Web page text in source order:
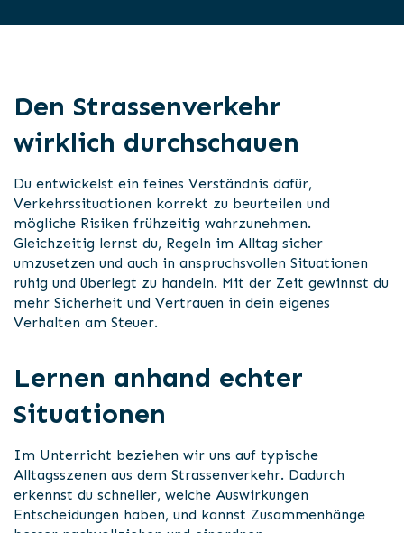
Den Strassenverkehr
wirklich durchschauen
Du entwickelst ein feines Verständnis dafür,
Verkehrssituationen korrekt zu beurteilen und
mögliche Risiken frühzeitig wahrzunehmen.
Gleichzeitig lernst du, Regeln im Alltag sicher
umzusetzen und auch in anspruchsvollen Situationen
ruhig und überlegt zu handeln. Mit der Zeit gewinnst du
mehr Sicherheit und Vertrauen in dein eigenes
Verhalten am Steuer.
Lernen anhand echter
Situationen
Im Unterricht beziehen wir uns auf typische
Alltagsszenen aus dem Strassenverkehr. Dadurch
erkennst du schneller, welche Auswirkungen
Entscheidungen haben, und kannst Zusammenhänge